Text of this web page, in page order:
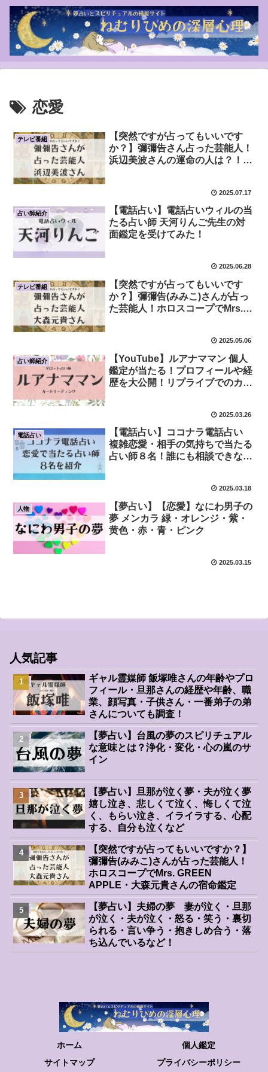
恋愛
テレビ番組
【突然ですが占ってもいいです
か？】彌彌告さん占った芸能人！
浜辺美波さんの運命の人は？！
2025.07.17
占い師紹介
【電話占い】電話占いウィルの当
たる占い師 天河りんご先生の対
面鑑定を受けてみた！
2025.06.28
テレビ番組
【突然ですが占ってもいいです
か？】彌彌告(みみこ)さんが占っ
た芸能人！ホロスコープでMrs.
2025.05.06
占い師紹介
【YouTube】ルアナママン 個人
鑑定が当たる！プロフィールや経
歴を大公開！リプライブでのカー
2025.03.26
電話占い
【電話占い】ココナラ電話占い
複雑恋愛・相手の気持ちで当たる
占い師８名！誰にも相談できない
2025.03.18
人物
【夢占い】【恋愛】なにわ男子の
夢 メンカラ 緑・オレンジ・紫・
黄色・赤・青・ピンク
2025.03.15
人気記事
人物
ギャル霊媒師 飯塚唯さんの年齢やプロ
フィール・旦那さんの経歴や年齢、職
業、顔写真・子供さん・一番弟子の弟
さんについても調査！
人物
【夢占い】台風の夢のスピリチュアル
な意味とは？浄化・変化・心の嵐のサ
イン
人物
【夢占い】旦那が泣く夢・夫が泣く夢
嬉し泣き、悲しくて泣く、悔しくて泣
く、もらい泣き、イライラする、心配
する、自分も泣くなど
人物
【突然ですが占ってもいいですか？】
彌彌告(みみこ)さんが占った芸能人！
ホロスコープでMrs. GREEN
APPLE・大森元貴さんの宿命鑑定
人物
【夢占い】夫婦の夢 妻が泣く・旦那
が泣く・夫が泣く・怒る・笑う・裏切
られる・言い争う・抱きしめ合う・落
ち込んでいるなど！
ホーム
個人鑑定
サイトマップ
プライバシーポリシー